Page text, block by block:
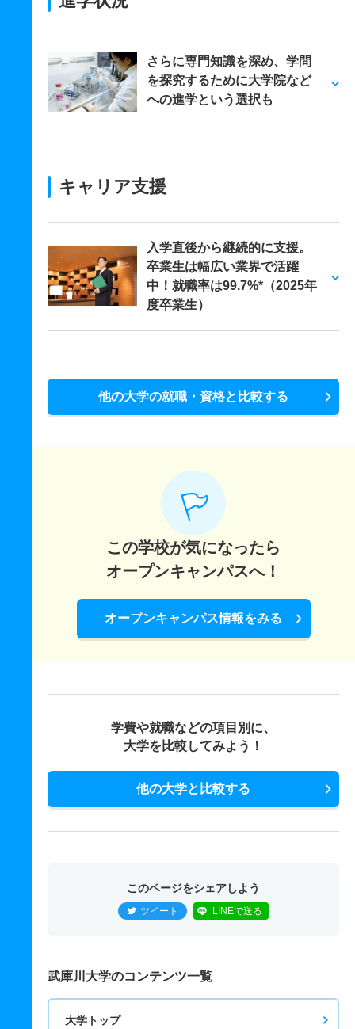
さらに専門知識を深め、学問
を探究するために大学院など
への進学という選択も
キャリア支援
入学直後から継続的に支援。
卒業生は幅広い業界で活躍
中！就職率は99.7%*（2025年
度卒業生）
他の大学の就職・資格と比較する
この学校が気になったら
オープンキャンパスへ！
オープンキャンパス情報をみる
学費や就職などの項目別に、
大学を比較してみよう！
他の大学と比較する
このページをシェアしよう
ツイート LINEで送る
武庫川大学のコンテンツ一覧
大学トップ